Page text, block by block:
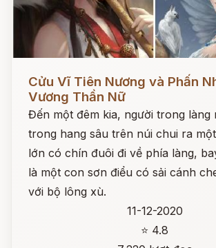
Cửu Vĩ Tiên Nương và Phấn
Vương Thần Nữ
Đến một đêm kia, người trong làng
trong hang sâu trên núi chui ra
lớn có chín đuôi đi về phía làng,
là một con sơn điểu có sải cánh
với bộ lông xù.
11-12-2020
⭐ 4.8